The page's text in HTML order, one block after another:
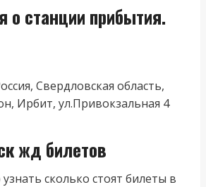
о станции прибытия.
Свердловская область,
Ирбит, ул.Привокзальная 4
жд билетов
сколько стоят билеты в